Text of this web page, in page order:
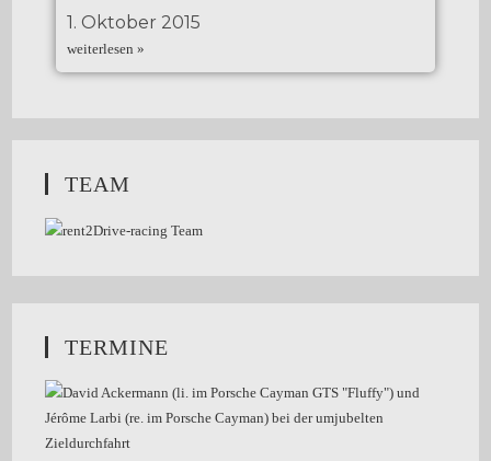
1. Oktober 2015
weiterlesen »
TEAM
TERMINE